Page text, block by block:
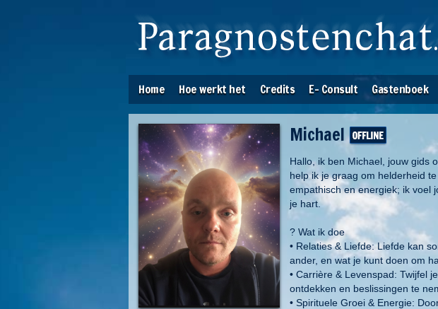
Home Hoe werkt het Credits E- Consult Gastenboek
Michael
Hallo, ik ben Michael, jouw gids
help ik je graag om helderheid
empathisch en energiek; ik voel
je hart.
? Wat ik doe
• Relaties & Liefde: Liefde kan
ander, en wat je kunt doen om
• Carrière & Levenspad: Twijfel
ontdekken en beslissingen te
• Spirituele Groei & Energie: